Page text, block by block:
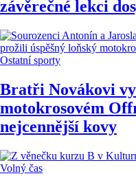
závěrečné lekci
Ostatní sporty
Bratři Novákovi
motokrosovém
nejcennější kovy
Volný čas